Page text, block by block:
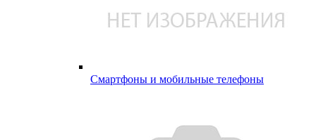
Смартфоны и мобильные телефоны